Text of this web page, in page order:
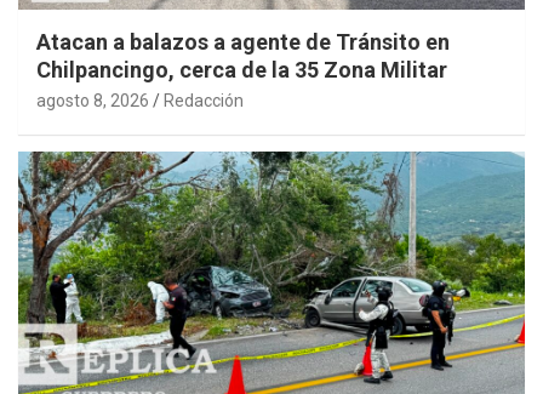
Atacan a balazos a agente de Tránsito en
Chilpancingo, cerca de la 35 Zona Militar
agosto 8, 2026 Redacción